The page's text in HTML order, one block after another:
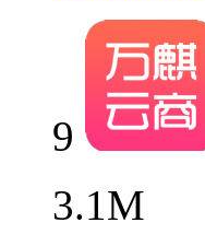
9
3.1M